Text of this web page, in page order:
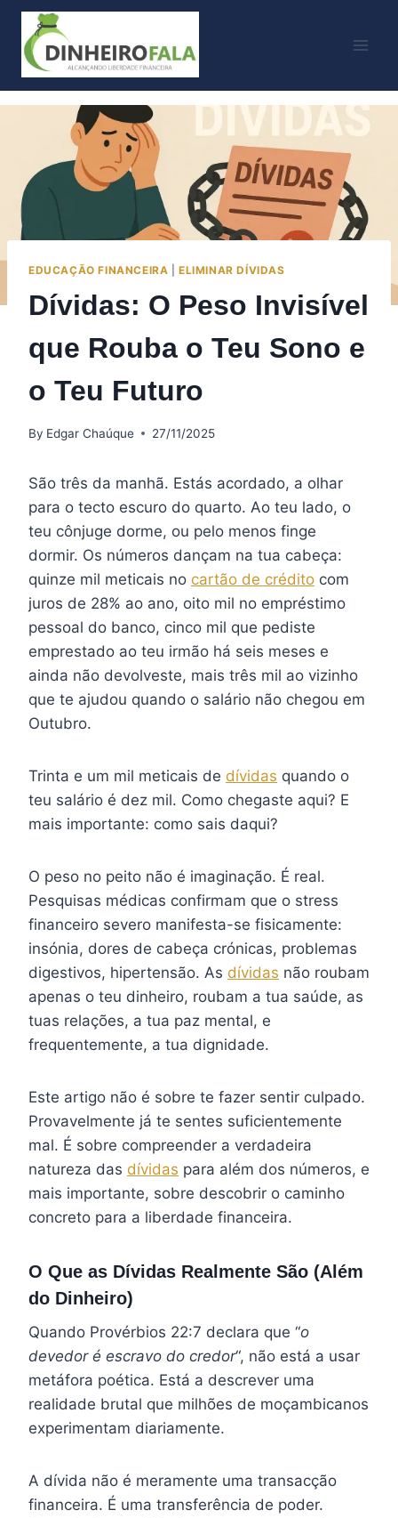
Skip
content
EDUCAÇÃO FINANCEIRA |ELIMINAR DÍVIDAS
Dívidas: O Peso Invisível
que Rouba o Teu Sono e
o Teu Futuro
By Edgar Chaúque 27/11/2025
São três da manhã. Estás acordado, a olhar
para o tecto escuro do quarto. Ao teu lado, o
teu cônjuge dorme, ou pelo menos finge
dormir. Os números dançam na tua cabeça:
quinze mil meticais no cartão de crédito com
juros de 28% ao ano, oito mil no empréstimo
pessoal do banco, cinco mil que pediste
emprestado ao teu irmão há seis meses e
ainda não devolveste, mais três mil ao vizinho
que te ajudou quando o salário não chegou em
Outubro.
Trinta e um mil meticais de dívidas quando o
teu salário é dez mil. Como chegaste aqui? E
mais importante: como sais daqui?
O peso no peito não é imaginação. É real.
Pesquisas médicas confirmam que o stress
financeiro severo manifesta-se fisicamente:
insónia, dores de cabeça crónicas, problemas
digestivos, hipertensão. As dívidas não roubam
apenas o teu dinheiro, roubam a tua saúde, as
tuas relações, a tua paz mental, e
frequentemente, a tua dignidade.
Este artigo não é sobre te fazer sentir culpado.
Provavelmente já te sentes suficientemente
mal. É sobre compreender a verdadeira
natureza das dívidas para além dos números, e
mais importante, sobre descobrir o caminho
concreto para a liberdade financeira.
O Que as Dívidas Realmente São (Além
do Dinheiro)
Quando Provérbios 22:7 declara que “o
devedor é escravo do credor“, não está a usar
metáfora poética. Está a descrever uma
realidade brutal que milhões de moçambicanos
experimentam diariamente.
A dívida não é meramente uma transacção
financeira. É uma transferência de poder.